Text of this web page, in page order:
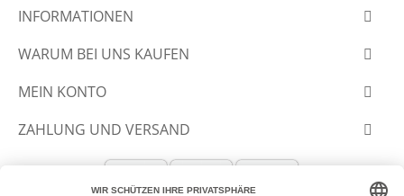
INFORMATIONEN
WARUM BEI UNS KAUFEN
MEIN KONTO
ZAHLUNG UND VERSAND